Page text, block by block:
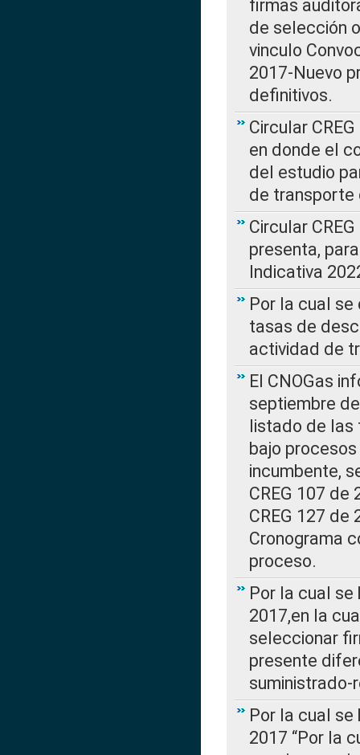
firmas
de selección
vinculo
2017-Nuevo
definitivos.
Circular
en donde el
del estudio
de transporte
Circular
presenta,
Indicativa
Por la cual
tasas de
actividad de
El CNOGas
septiembre
listado de las
bajo
incumbente,
CREG 107
CREG 127 de
Cronograma
proceso.
Por la cual se
2017,en la
seleccionar
presente
Por la cual se
2017 “Por la